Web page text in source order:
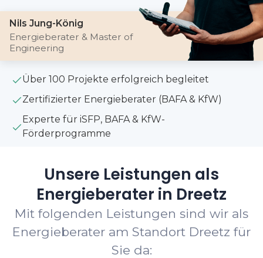
Nils Jung-König
Energieberater & Master of
Engineering
Über 100 Projekte erfolgreich begleitet
Zertifizierter Energieberater (BAFA & KfW)
Experte für iSFP, BAFA & KfW-
Förderprogramme
Unsere Leistungen als
Energieberater in Dreetz
Mit folgenden Leistungen sind wir als
Energieberater am Standort Dreetz für
Sie da: